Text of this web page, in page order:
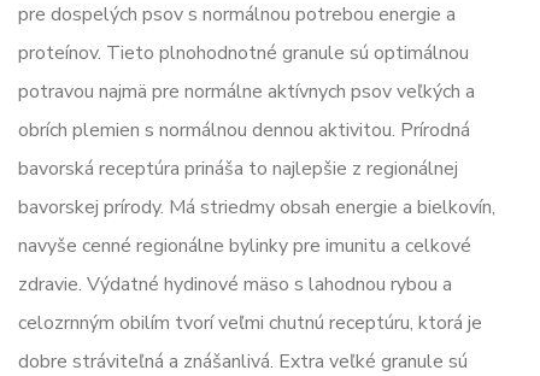
pre dospelých psov s normálnou potrebou energie a
proteínov. Tieto plnohodnotné granule sú optimálnou
potravou najmä pre normálne aktívnych psov veľkých a
obrích plemien s normálnou dennou aktivitou. Prírodná
bavorská receptúra prináša to najlepšie z regionálnej
bavorskej prírody. Má striedmy obsah energie a bielkovín,
navyše cenné regionálne bylinky pre imunitu a celkové
zdravie. Výdatné hydinové mäso s lahodnou rybou a
celozrnným obilím tvorí veľmi chutnú receptúru, ktorá je
dobre stráviteľná a znášanlivá. Extra veľké granule sú